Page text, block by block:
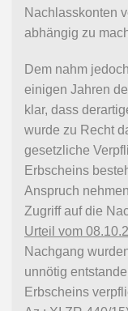
Nachlasskonten
abhängig zu
Dem nahm
einigen Jahren
klar, dass
wurde zu Recht
gesetzliche
Erbscheins
Anspruch
Zugriff auf die
Urteil vom
Nachgang
unnötig
Erbscheins